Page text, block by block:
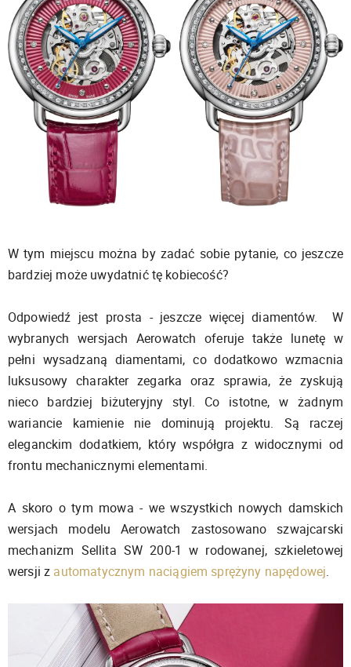
W tym miejscu można by zadać sobie pytanie, co jeszcze
bardziej może uwydatnić tę kobiecość?
Odpowiedź jest prosta - jeszcze więcej diamentów. W
wybranych wersjach Aerowatch oferuje także lunetę w
pełni wysadzaną diamentami, co dodatkowo wzmacnia
luksusowy charakter zegarka oraz sprawia, że zyskują
nieco bardziej biżuteryjny styl. Co istotne, w żadnym
wariancie kamienie nie dominują projektu. Są raczej
eleganckim dodatkiem, który współgra z widocznymi od
frontu mechanicznymi elementami.
A skoro o tym mowa - we wszystkich nowych damskich
wersjach modelu Aerowatch zastosowano szwajcarski
mechanizm Sellita SW 200-1 w rodowanej, szkieletowej
wersji z automatycznym naciągiem sprężyny napędowej.